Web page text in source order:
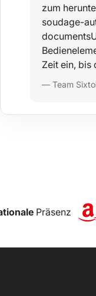
zum
soudage-
Zeit ein, bis
— Team
Präsenz